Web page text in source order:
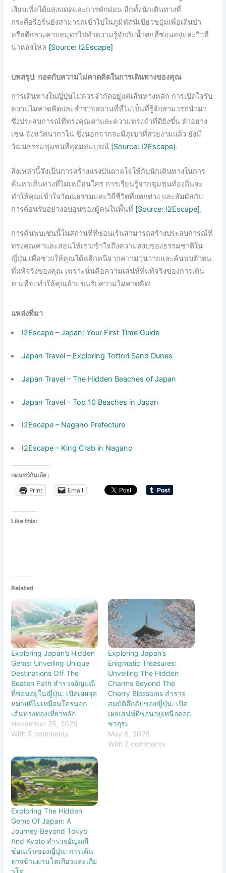
เงียบเพื่อได้แสงแดดและการพักผ่อน อีกทั้งนักเดินทางที่
กระตือรือร้นยังสามารถเข้าไปในภูมิทัศน์เขียวชอุ่มเพื่อเดินป่า
หรือตีกลางคาบสมุทรไปทำความรู้จักกับน้ำตกที่ซ่อนอยู่และวิวที่
น่าหลงใหล [Source: I2Escape]
บทสรุป: กอดกับความไม่คาดคิดในการเดินทางของคุณ
การเดินทางในญี่ปุ่นไม่ควรจำกัดอยู่แค่เส้นทางหลัก การเปิดใจรับ
ความไม่คาดคิดและสำรวจสถานที่ที่ไม่เป็นที่รู้จักสามารถนำมา
ซึ่งประสบการณ์ที่ทรงคุณค่าและความทรงจำที่ดียิ่งขึ้น ตัวอย่าง
เช่น จังหวัดนากาโน่ ซึ่งนอกจากจะมีภูเขาที่สวยงามแล้ว ยังมี
วัฒนธรรมชุมชนที่อุดมสมบูรณ์ [Source: I2Escape].
สิ่งเหล่านี้จึงเป็นการสร้างแรงบันดาลใจให้กับนักเดินทางในการ
ค้นหาเส้นทางที่ไม่เหมือนใคร การเรียนรู้จากชุมชนท้องถิ่นจะ
ทำให้คุณเข้าใจวัฒนธรรมและวิถีชีวิตที่แตกต่าง และสัมผัสกับ
การต้อนรับอย่างอบอุ่นของผู้คนในพื้นที่ [Source: I2Escape].
การค้นพบเช่นนี้ในสถานที่ที่ซ่อนเร้นสามารถสร้างประสบการณ์ที่
ทรงคุณค่าและสอนให้เราเข้าใจถึงความสงบของธรรมชาติใน
ญี่ปุ่น เพื่อช่วยให้คุณได้หลีกหนีจากความวุ่นวายและค้นพบตัวตน
ที่แท้จริงของคุณ เพราะนั่นคือความเสน่ห์ที่แท้จริงของการเดิน
ทางที่จะทำให้คุณอ้าแขนรับความไม่คาดคิด!
แหล่งที่มา
I2Escape – Japan: Your First Time Guide
Japan Travel – Exploring Tottori Sand Dunes
Japan Travel – The Hidden Beaches of Japan
Japan Travel – Top 10 Beaches in Japan
I2Escape – Nagano Prefecture
I2Escape – King Crab in Nagano
กดแชร์กันเล้ย :
Print Email
Like this:
Related
Exploring Japan’s Hidden
Gems: Unveiling Unique
Destinations Off The
Beaten Path สำรวจอัญมณี
ที่ซ่อนอยู่ในญี่ปุ่น: เปิดเผยจุด
หมายที่ไม่เหมือนใครนอก
เส้นทางท่องเที่ยวหลัก
November 25, 2025
With 5 comments
Exploring Japan’s
Enigmatic Treasures:
Unveiling The Hidden
Charms Beyond The
Cherry Blossoms สำรวจ
สมบัติลึกลับของญี่ปุ่น: เปิด
เผยเสน่ห์ที่ซ่อนอยู่เหนือดอก
ซากุระ
May 6, 2026
With 2 comments
Exploring The Hidden
Gems Of Japan: A
Journey Beyond Tokyo
And Kyoto สำรวจอัญมณี
ซ่อนเร้นของญี่ปุ่น: การเดิน
ทางข้ามผ่านโตเกียวและเกีย
วโต